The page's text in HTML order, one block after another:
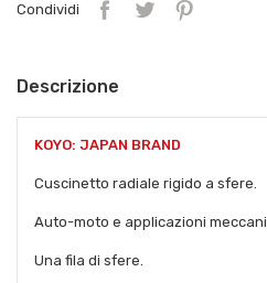
Condividi
Descrizione
KOYO: JAPAN BRAND
Cuscinetto radiale rigido a sfere.
Auto-moto e applicazioni
Una fila di sfere.